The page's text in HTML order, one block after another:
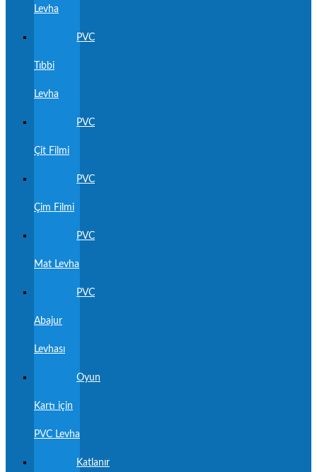
Levha
PVC
Tıbbi
Levha
PVC
Çit Filmi
PVC
Çim Filmi
PVC
Mat Levha
PVC
Abajur
Levhası
Oyun
Kartı için
PVC Levha
Katlanır